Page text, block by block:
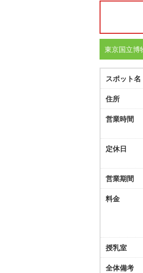
東京国立博
スポット名
住所
営業時間
定休日
営業期間
料金
授乳室
全体備考